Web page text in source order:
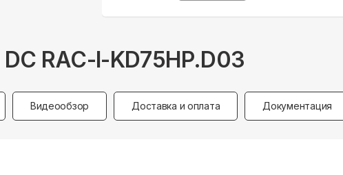
RAC-I-KD75HP.D03
Видеообзор Доставка и оплата Документация